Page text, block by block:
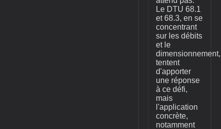
Le DTU 68.1
et 68.3, en se
concentrant
sur les débits
et le
dimensionnement,
tentent
d'apporter
une réponse
à ce défi,
mais
l'application
concrète,
notamment